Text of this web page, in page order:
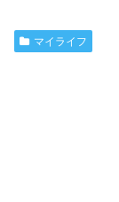
マイライフ